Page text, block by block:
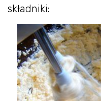
składniki: